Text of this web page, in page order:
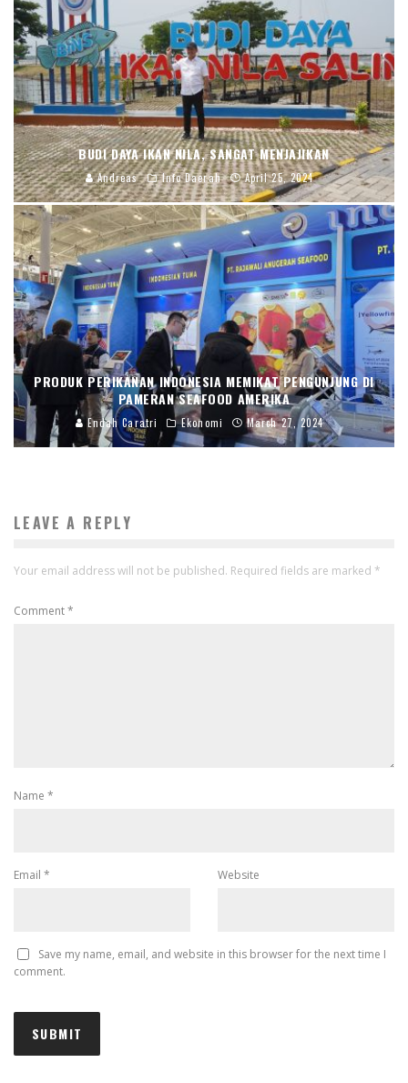
BUDI DAYA IKAN NILA, SANGAT MENJAJIKAN
Andreas Info Daerah April 25, 2024
PRODUK PERIKANAN INDONESIA MEMIKAT PENGUNJUNG DI
PAMERAN SEAFOOD AMERIKA
Endah Caratri Ekonomi March 27, 2024
LEAVE A REPLY
Your email address will not be published. Required fields are marked *
Comment*
Name *
Email * Website
Save my name, email, and website in this browser for the next time I
comment.